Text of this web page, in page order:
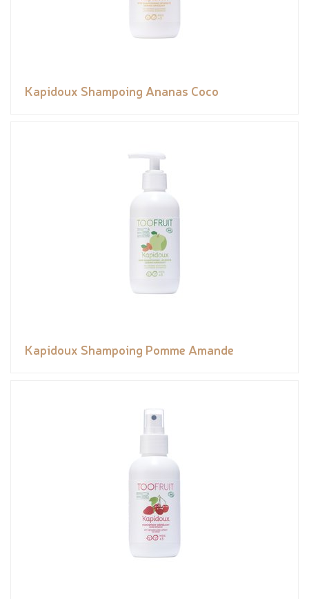
Kapidoux Shampoing Ananas Coco
Kapidoux Shampoing Pomme Amande